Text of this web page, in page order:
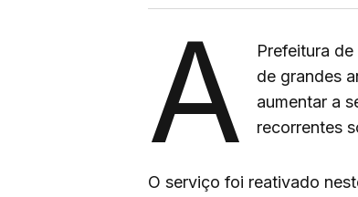
A
Prefeitura
de grandes
aumentar a
recorrentes
O serviço foi reativado